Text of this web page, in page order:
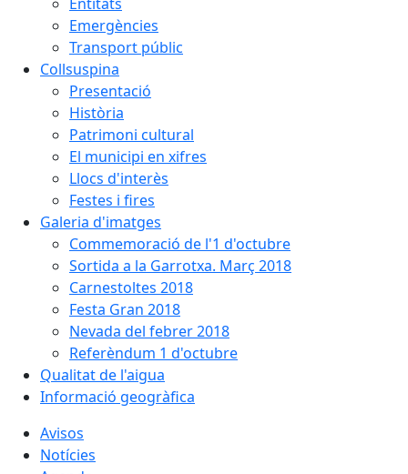
Emergències
Transport públic
Collsuspina
Presentació
Història
Patrimoni cultural
El municipi en xifres
Llocs d'interès
Festes i fires
Galeria d'imatges
Commemoració de l'1 d'octubre
Sortida a la Garrotxa. Març 2018
Carnestoltes 2018
Festa Gran 2018
Nevada del febrer 2018
Referèndum 1 d'octubre
Qualitat de l'aigua
Informació geogràfica
Avisos
Notícies